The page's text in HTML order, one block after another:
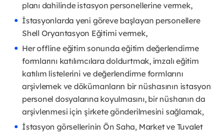
planı dahilinde istasyon personellerine vermek,
İstasyonlarda yeni göreve başlayan personellere
Shell Oryantasyon Eğitimi vermek,
Her offline eğitim sonunda eğitim değerlendirme
formlarını katılımcılara doldurtmak, imzalı eğitim
katılım listelerini ve değerlendirme formlarını
arşivlemek ve dökümanların bir nüshasının istasyon
personel dosyalarına koyulmasını, bir nüshanın da
arşivlenmesi için şirkete gönderilmesini sağlamak,
İstasyon görsellerinin Ön Saha, Market ve Tuvalet